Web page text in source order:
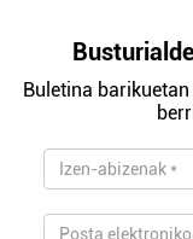
Buletina